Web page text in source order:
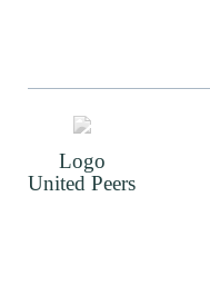
Logo
United Peers